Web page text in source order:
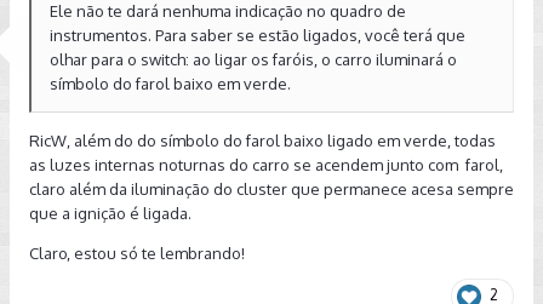
Ele não te dará nenhuma indicação no quadro de
instrumentos. Para saber se estão ligados, você terá que
olhar para o switch: ao ligar os faróis, o carro iluminará o
símbolo do farol baixo em verde.
RicW, além do do símbolo do farol baixo ligado em verde, todas
as luzes internas noturnas do carro se acendem junto com farol,
claro além da iluminação do cluster que permanece acesa sempre
que a ignição é ligada.
Claro, estou só te lembrando!
2